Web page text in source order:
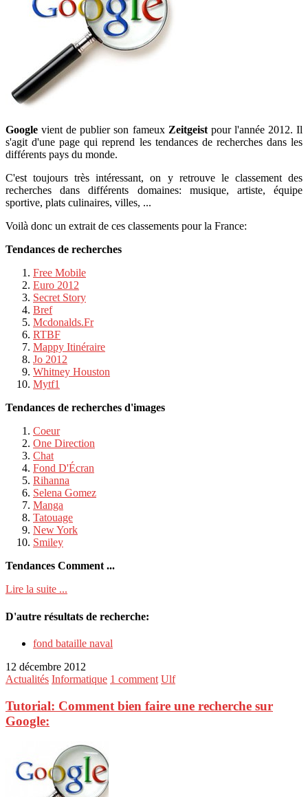
Google vient de publier son fameux Zeitgeistpour l'année 2012. Il
s'agit d'une page qui reprend les tendances de recherches dans les
différents pays du monde.
C'est toujours très intéressant, on y retrouve le classement des
recherches dans différents domaines: musique, artiste, équipe
sportive, plats culinaires, villes, ...
Voilà donc un extrait de ces classements pour la France:
Tendances de recherches
Free Mobile
Euro 2012
Secret Story
Bref
Mcdonalds.Fr
RTBF
Mappy Itinéraire
Jo 2012
Whitney Houston
Mytf1
Tendances de recherches d'images
Coeur
One Direction
Chat
Fond D'Écran
Rihanna
Selena Gomez
Manga
Tatouage
New York
Smiley
Tendances Comment ...
Lire la suite ...
D'autre résultats de recherche:
fond bataille naval
12 décembre 2012
Actualités Informatique 1 comment Ulf
Tutorial: Comment bien faire une recherche sur
Google: